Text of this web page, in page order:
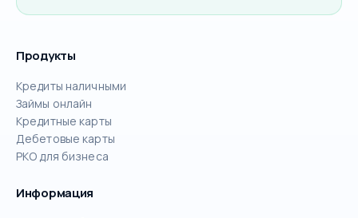
Продукты
Кредиты наличными
Займы онлайн
Кредитные карты
Дебетовые карты
РКО для бизнеса
Информация